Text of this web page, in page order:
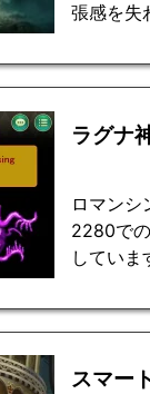
張感を
ラグナ
ロマン
2280で
していま
スマー